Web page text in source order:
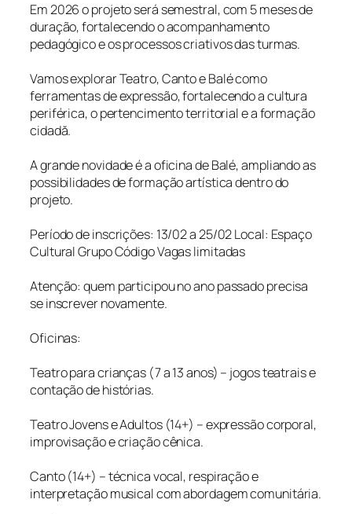
Em 2026 o projeto será semestral, com 5 meses de
duração, fortalecendo o acompanhamento
pedagógico e os processos criativos das turmas.
Vamos explorar Teatro, Canto e Balé como
ferramentas de expressão, fortalecendo a cultura
periférica, o pertencimento territorial e a formação
cidadă.
A grande novidade é a oficina de Balé, ampliando as
possibilidades de formação artística dentro do
projeto.
Período de inscrições: 13/02 a 25/02 Local: Espaço
Cultural Grupo Código Vagas limitadas
Atenção: quem participou no ano passado precisa
se inscrever novamente.
Oficinas:
Teatro para crianças (7 a 13 anos) – jogos teatrais e
contação de histórias.
Teatro Jovens e Adultos (14+) – expressão corporal,
improvisação e criação cênica.
Canto (14+) – técnica vocal, respiração e
interpretação musical com abordagem comunitária.